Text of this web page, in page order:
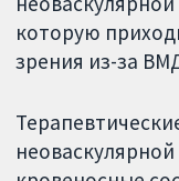
которую
зрения из-за